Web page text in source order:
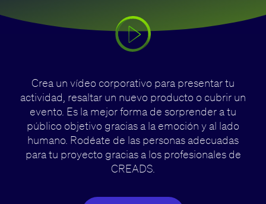
Crea un vídeo corporativo para presentar tu
actividad, resaltar un nuevo producto o cubrir un
evento. Es la mejor forma de sorprender a tu
público objetivo gracias a la emoción y al lado
humano. Rodéate de las personas adecuadas
para tu proyecto gracias a los profesionales de
CREADS.